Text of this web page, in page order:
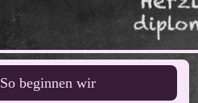
So beginnen wir